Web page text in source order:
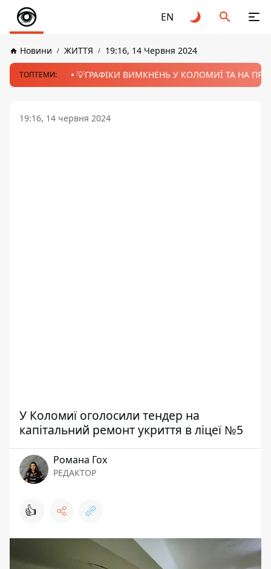
EN
Новини ЖИТТЯ 19:16, 14 Червня 2024
ТОПТЕМИ: 💡ГРАФІКИ ВИМКНЕНЬ У КОЛОМИЇ ТА НА
19:16, 14 червня 2024
У Коломиї оголосили тендер на
капітальний ремонт укриття в ліцеї №5
Романа Гох
РЕДАКТОР
👍